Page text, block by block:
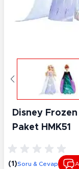
Disney
Paket HMK51
(1)Soru & Cevap